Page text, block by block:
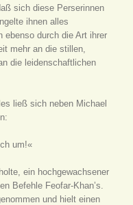
sich diese Perserinnen
ihnen alles
ebenso durch die Art ihrer
mehr an die stillen,
die leidenschaftlichen
ließ sich neben Michael
um!«
ein hochgewachsener
Befehle Feofar-Khan’s.
und hielt einen